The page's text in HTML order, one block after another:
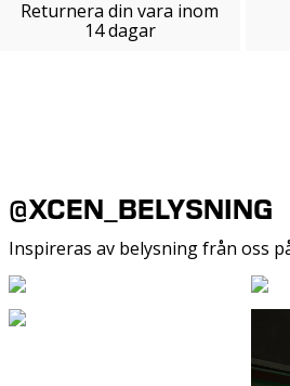
Returnera din vara inom
14 dagar
@XCEN_BELYSNING
Inspireras av belysning från oss